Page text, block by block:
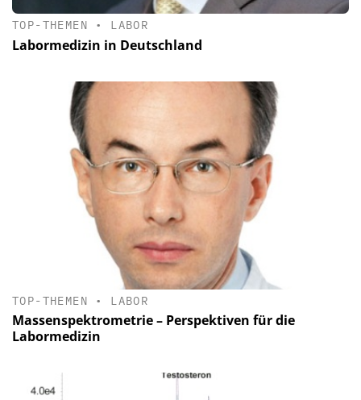
TOP-THEMEN • LABOR
Labormedizin in Deutschland
TOP-THEMEN • LABOR
Massenspektrometrie – Perspektiven für die
Labormedizin